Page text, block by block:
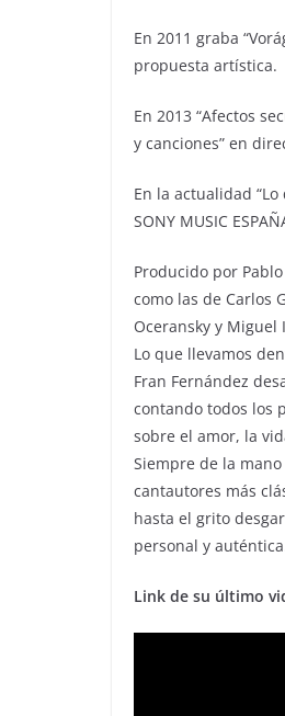
En 2011 graba
propuesta artística.
En 2013 “Afectos
y canciones” en
En la actualidad
SONY MUSIC
Producido por
como las de Carlos
Oceransky y Miguel
Lo que llevamos
Fran Fernández
contando todos los
sobre el amor, la
Siempre de la
cantautores más
hasta el grito
personal y
Link de su último